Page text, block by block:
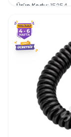
Ürün Kodu: 15254